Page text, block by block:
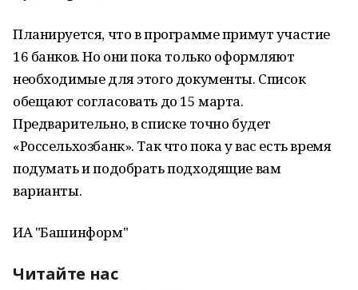
Планируется, что в программе примут участие
16 банков. Но они пока только оформляют
необходимые для этого документы. Список
обещают согласовать до 15 марта.
Предварительно, в списке точно будет
«Россельхозбанк». Так что пока у вас есть время
подумать и подобрать подходящие вам
варианты.
ИА "Башинформ"
Читайте нас